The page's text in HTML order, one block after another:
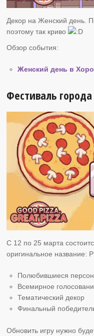
Декор на Женский день.
поэтому так криво
Обзор события:
Женский день в
Фестиваль
С 12 по 25 марта
оригинальное название:
Полюбившиеся
Всемирное
Тематический декор
Финальный
Обновить игру нужно